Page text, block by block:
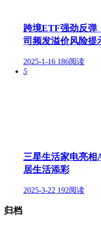
跨境ETF强劲反弹
司频发溢价风险提
2025-1-16 186阅读
5
三星生活家电亮相
居生活添彩
2025-3-22 192阅读
归档